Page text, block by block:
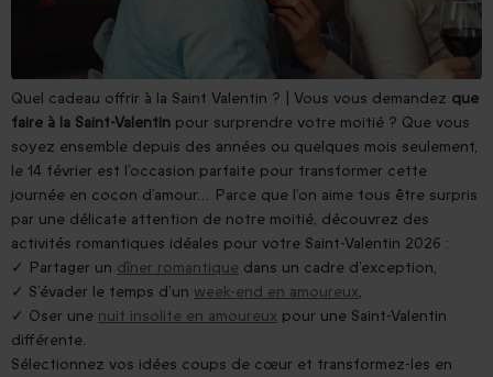
Quel cadeau offrir à la Saint Valentin ? | Vous vous demandez que
faire à la Saint-Valentin pour surprendre votre moitié ? Que vous
soyez ensemble depuis des années ou quelques mois seulement,
le 14 février est l’occasion parfaite pour transformer cette
journée en cocon d’amour… Parce que l’on aime tous être surpris
par une délicate attention de notre moitié, découvrez des
activités romantiques idéales pour votre Saint-Valentin 2026 :
✓ Partager un dîner romantique dans un cadre d’exception,
✓ S’évader le temps d’un week-end en amoureux,
✓ Oser une nuit insolite en amoureux pour une Saint-Valentin
différente.
Sélectionnez vos idées coups de cœur et transformez-les en